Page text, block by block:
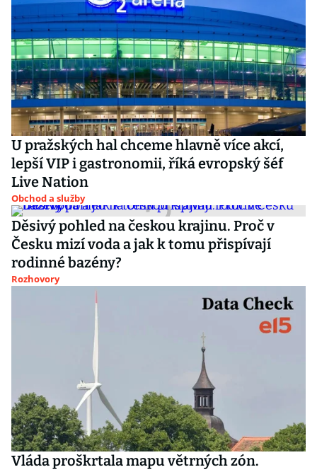
U pražských hal chceme hlavně více akcí,
lepší VIP i gastronomii, říká evropský šéf
Live Nation
Obchod a služby
Děsivý pohled na českou krajinu. Proč v
Česku mizí voda a jak k tomu přispívají
rodinné bazény?
Rozhovory
Vláda proškrtala mapu větrných zón.